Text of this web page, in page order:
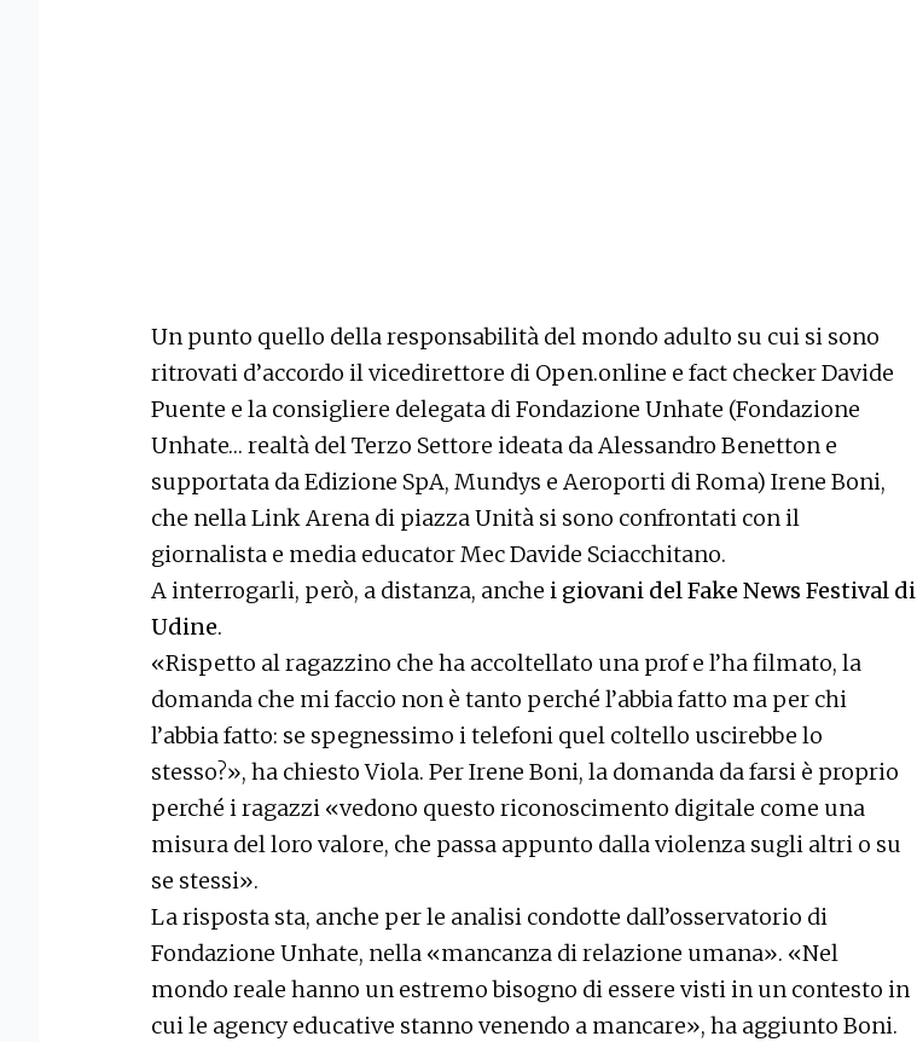
Un punto quello della responsabilità del mondo adulto su cui si sono
ritrovati d’accordo il vicedirettore di Open.online e fact checker Davide
Puente e la consigliere delegata di Fondazione Unhate (Fondazione
Unhate… realtà del Terzo Settore ideata da Alessandro Benetton e
supportata da Edizione SpA, Mundys e Aeroporti di Roma) Irene Boni,
che nella Link Arena di piazza Unità si sono confrontati con il
giornalista e media educator Mec Davide Sciacchitano.
A interrogarli, però, a distanza, anche i giovani del Fake News Festival di
Udine.
«Rispetto al ragazzino che ha accoltellato una prof e l’ha filmato, la
domanda che mi faccio non è tanto perché l’abbia fatto ma per chi
l’abbia fatto: se spegnessimo i telefoni quel coltello uscirebbe lo
stesso?», ha chiesto Viola. Per Irene Boni, la domanda da farsi è proprio
perché i ragazzi «vedono questo riconoscimento digitale come una
misura del loro valore, che passa appunto dalla violenza sugli altri o su
se stessi».
La risposta sta, anche per le analisi condotte dall’osservatorio di
Fondazione Unhate, nella «mancanza di relazione umana». «Nel
mondo reale hanno un estremo bisogno di essere visti in un contesto in
cui le agency educative stanno venendo a mancare», ha aggiunto Boni.